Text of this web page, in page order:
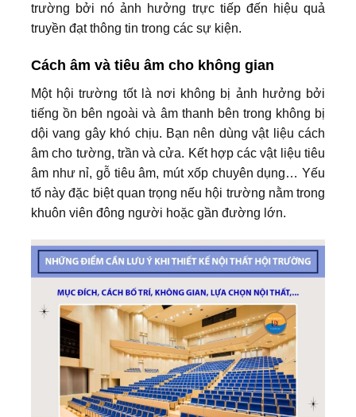
trường bởi nó ảnh hưởng trực tiếp đến hiệu quả
truyền đạt thông tin trong các sự kiện.
Cách âm và tiêu âm cho không gian
Một hội trường tốt là nơi không bị ảnh hưởng bởi
tiếng ồn bên ngoài và âm thanh bên trong không bị
dội vang gây khó chịu. Bạn nên dùng vật liệu cách
âm cho tường, trần và cửa. Kết hợp các vật liệu tiêu
âm như nỉ, gỗ tiêu âm, mút xốp chuyên dụng… Yếu
tố này đặc biệt quan trọng nếu hội trường nằm trong
khuôn viên đông người hoặc gần đường lớn.